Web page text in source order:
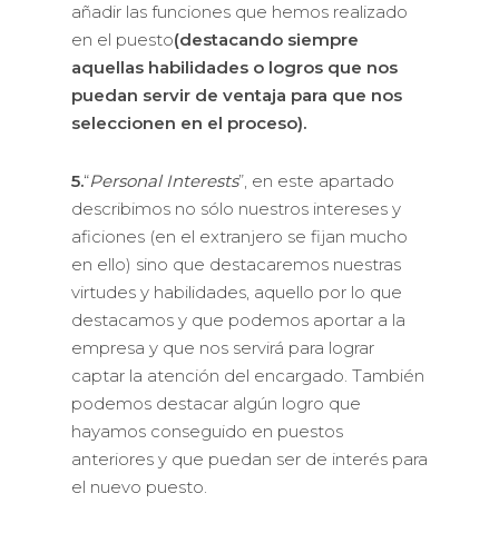
añadir las funciones que hemos realizado
en el puesto(destacando siempre
aquellas habilidades o logros que nos
puedan servir de ventaja para que nos
seleccionen en el proceso).
5.“Personal Interests”, en este apartado
describimos no sólo nuestros intereses y
aficiones (en el extranjero se fijan mucho
en ello) sino que destacaremos nuestras
virtudes y habilidades, aquello por lo que
destacamos y que podemos aportar a la
empresa y que nos servirá para lograr
captar la atención del encargado. También
podemos destacar algún logro que
hayamos conseguido en puestos
anteriores y que puedan ser de interés para
el nuevo puesto.